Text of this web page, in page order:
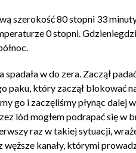
szerokość 80 stopni 33
0 stopni.
w do zera. Zaczął
który zaczął blokować
go i zaczęliśmy płynąc dalej
lód mogłem podrapać się w
raz w takiej sytuacji,
kanały, którymi